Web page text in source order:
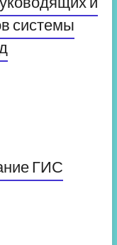
системы
ГИС